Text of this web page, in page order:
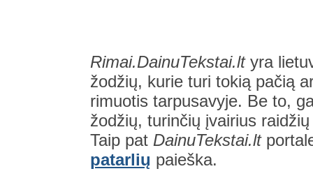
Rimai.DainuTekstai.ltyra
žodžių, kurie turi tokią pačią
rimuotis tarpusavyje. Be to,
žodžių, turinčių įvairius
Taip pat DainuTekstai.lt
patarlių paieška.